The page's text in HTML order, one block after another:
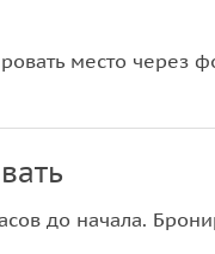
место через
до начала.